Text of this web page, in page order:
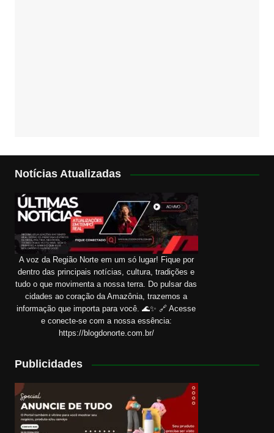
Notícias Atualizadas
A voz da Região Norte em um só lugar! Fique por
dentro das principais notícias, cultura, tradições e
tudo o que movimenta a nossa terra. Do pulsar das
cidades ao coração da Amazônia, trazemos a
informação que importa para você. 🌊✨ 🔗 Acesse
e conecte-se com a nossa essência:
https://blogdonorte.com.br/
Publicidades